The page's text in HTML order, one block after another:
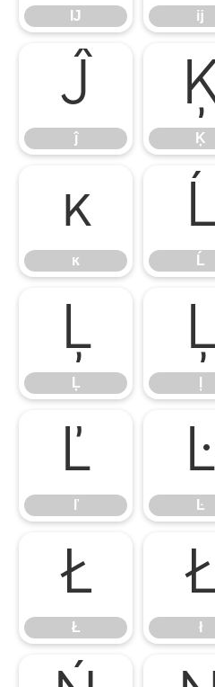
Ĳ ĳ
ĵ
ĵ Ķ
ĸ
ĸ
Ĺ
Ĺ
Ļ
Ļ
ļ
ľ
ľ
Ŀ
Ŀ
Ł
Ł
ł
ł